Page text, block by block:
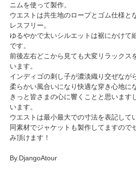
ニムを使って製作。
ウエストは共生地のロープとゴム仕様と
レスフリー。
ゆるやかで太いシルエットは裾にかけて
です。
前後左右どこから見ても大変リラックス
います。
インディゴの刺し子が濃淡織り交ぜなが
柔らかい風合いになり快適な穿き心地に
きっと皆さまの心に響くことと思います
います。
ウエストは最小最大での寸法を表記して
同素材でジャケットも製作してますので
み頂けます！
By.DjangoAtour